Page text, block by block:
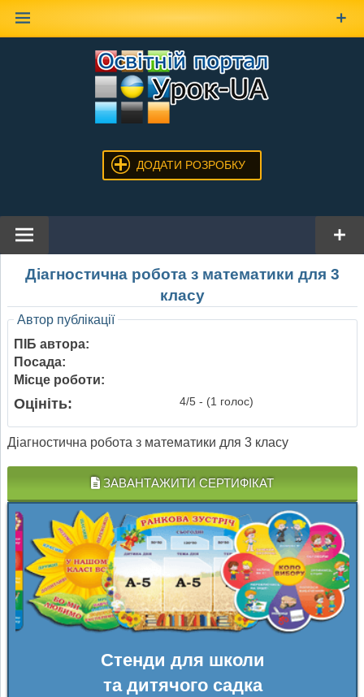
ДОДАТИ РОЗРОБКУ
Діагностична робота з математики для 3
класу
Автор публікації
ПІБ автора:
Посада:
Місце роботи:
Оцініть: 4/5 - (1 голос)
Діагностична робота з математики для 3 класу
ЗАВАНТАЖИТИ СЕРТИФІКАТ
Стенди для школи
та дитячого садка